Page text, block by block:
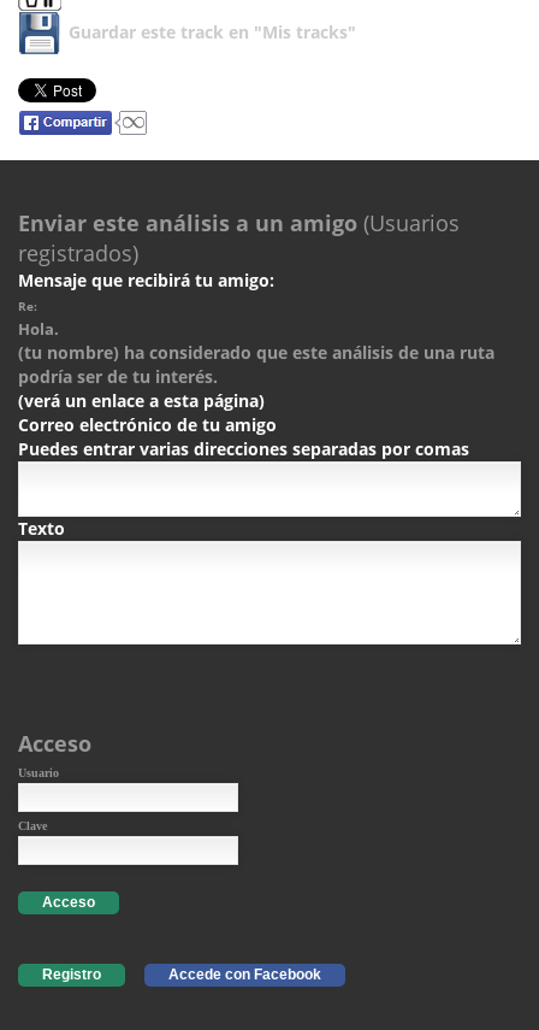
Guardar este track en "Mis tracks"
Enviar este análisis a un amigo (Usuarios
registrados)
Mensaje que recibirá tu amigo:
Re:
Hola.
(tu nombre) ha considerado que este análisis de una ruta
podría ser de tu interés.
(verá un enlace a esta página)
Correo electrónico de tu amigo
Puedes entrar varias direcciones separadas por comas
Texto
Acceso
Usuario
Clave
Acceso
Registro Accede con Facebook